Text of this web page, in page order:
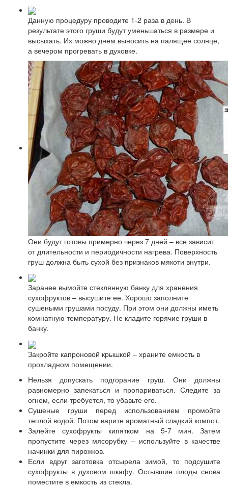
Данную процедуру проводите 1-2 раза в день. В
результате этого груши будут уменьшаться в размере и
высыхать. Их можно днем выносить на палящее солнце,
а вечером прогревать в духовке.
Они будут готовы примерно через 7 дней – все зависит
от длительности и периодичности нагрева. Поверхность
груш должна быть сухой без признаков мякоти внутри.
Заранее вымойте стеклянную банку для хранения
сухофруктов – высушите ее. Хорошо заполните
сушеными грушами посуду. При этом они должны иметь
комнатную температуру. Не кладите горячие груши в
банку.
Закройте капроновой крышкой – храните емкость в
прохладном помещении.
Нельзя допускать подгорание груш. Они должны
равномерно запекаться и пропариваться. Следите за
огнем, если требуется, то убавьте его.
Сушеные груши перед использованием промойте
теплой водой. Потом варите ароматный сладкий компот.
Залейте сухофрукты кипятком на 5-7 мин. Затем
пропустите через мясорубку – используйте в качестве
начинки для пирожков.
Если вдруг заготовка отсырела зимой, то подсушите
сухофрукты в духовом шкафу. Остывшие плоды снова
поместите в емкость из стекла.